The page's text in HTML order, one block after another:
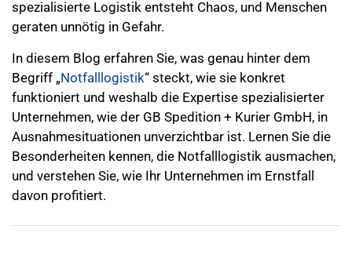
spezialisierte Logistik entsteht Chaos, und Menschen
geraten unnötig in Gefahr.
In diesem Blog erfahren Sie, was genau hinter dem
Begriff „Notfalllogistik“ steckt, wie sie konkret
funktioniert und weshalb die Expertise spezialisierter
Unternehmen, wie der GB Spedition + Kurier GmbH, in
Ausnahmesituationen unverzichtbar ist. Lernen Sie die
Besonderheiten kennen, die Notfalllogistik ausmachen,
und verstehen Sie, wie Ihr Unternehmen im Ernstfall
davon profitiert.